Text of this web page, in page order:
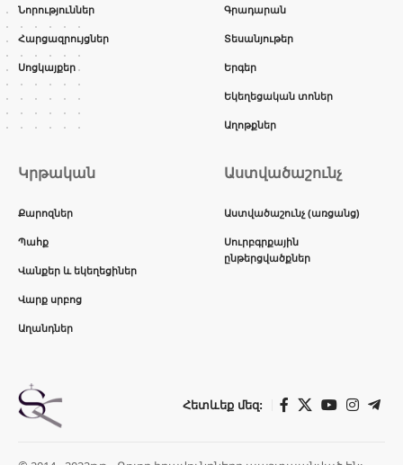
Նորություններ
Հարցազրույցներ
Սոցկայքեր
Գրադարան
Տեսանյութեր
Երգեր
Եկեղեցական տոներ
Աղոթքներ
Կրթական
Քարոզներ
Պահք
Վանքեր և եկեղեցիներ
Վարք սրբոց
Աղանդներ
Աստվածաշունչ
Աստվածաշունչ (առցանց)
Սուրբգրքային
ընթերցվածքներ
Հետևեք մեզ: